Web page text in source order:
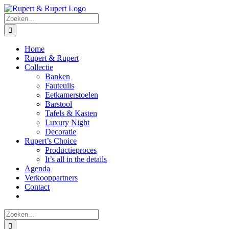
Ga
naar
inhoud
Zoeken
naar:
Home
Rupert & Rupert
Collectie
Banken
Fauteuils
Eetkamerstoelen
Barstool
Tafels & Kasten
Luxury Night
Decoratie
Rupert’s Choice
Productieproces
It’s all in the details
Agenda
Verkooppartners
Contact
Zoeken
naar: